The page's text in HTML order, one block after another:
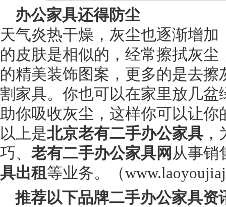
办公家具还得防尘
天气炎热干燥，灰尘也逐渐增
的皮肤是相似的，经常擦拭灰
的精美装饰图案，更多的是去
割家具。你也可以在家里放几
助你吸收灰尘，这样你可以让你
以上是北京老有二手办公家具
巧、 老有二手办公家具网 从事销
具出租等业务。（
推荐以下品牌二手办公家具资